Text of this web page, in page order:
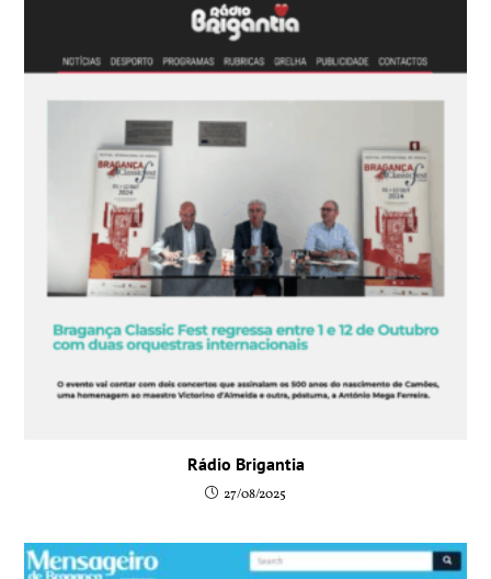
Rádio Brigantia
27/08/2025